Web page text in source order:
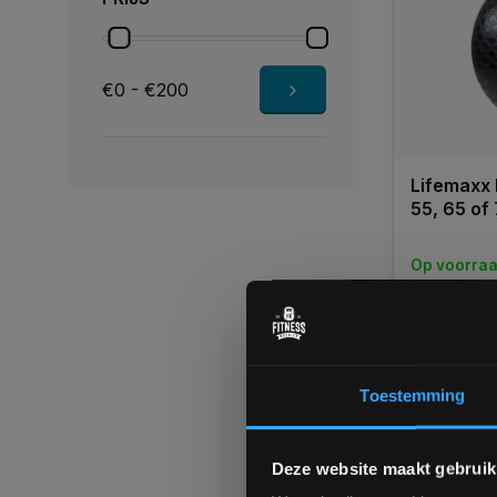
Toestemming
Deze website maakt
€0 - €200
Lifemaxx
55, 65 of
Op
Vergelijk